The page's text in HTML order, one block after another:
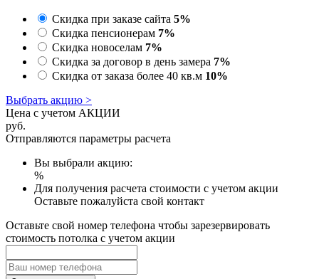
Скидка при заказе сайта 5%
Скидка пенсионерам 7%
Скидка новоселам 7%
Скидка за договор в день замера 7%
Скидка от заказа более 40 кв.м 10%
Выбрать акцию >
Цена с учетом АКЦИИ
руб.
Отправляются параметры расчета
Вы выбрали акцию:
%
Для получения расчета стоимости с учетом акции
Оставьте пожалуйста свой контакт
Оставьте свой номер телефона чтобы зарезервировать
стоимость потолка с учетом акции